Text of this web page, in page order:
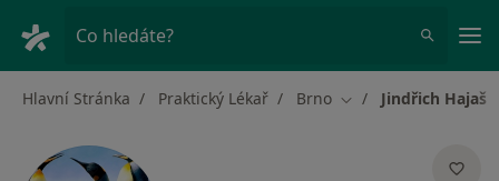
Co hledáte?
Hlavní Stránka Praktický Lékař Brno Změna města
Jindřich Hajaš